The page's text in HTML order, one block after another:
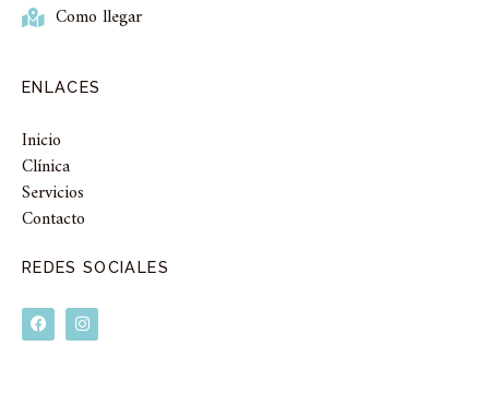
Como llegar
ENLACES
Inicio
Clínica
Servicios
Contacto
REDES SOCIALES